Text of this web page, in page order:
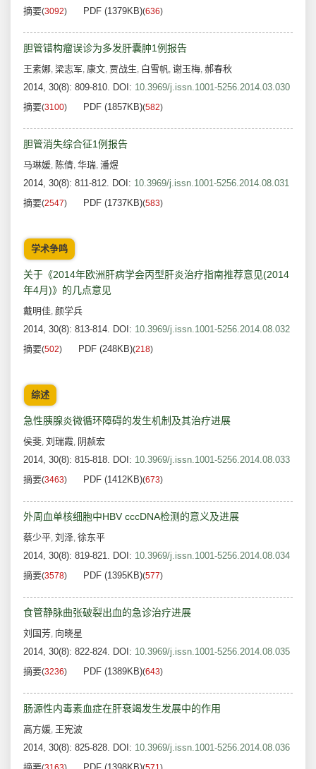
摘要(3092) PDF (1379KB)(636)
胆管错构瘤误诊为多发肝囊肿1例报告
王素娜, 梁志军, 康文, 贾战生, 白雪帆, 谢玉梅, 郝春秋
2014, 30(8): 809-810. DOI: 10.3969/j.issn.1001-5256.2014.03.030
摘要(3100) PDF (1857KB)(582)
胆管消失综合征1例报告
马琳媛, 陈倩, 华瑞, 潘煜
2014, 30(8): 811-812. DOI: 10.3969/j.issn.1001-5256.2014.08.031
摘要(2547) PDF (1737KB)(583)
学术争鸣
关于《2014年欧洲肝病学会丙型肝炎治疗指南推荐意见(2014
年4月)》的几点意见
戴明佳, 颜学兵
2014, 30(8): 813-814. DOI: 10.3969/j.issn.1001-5256.2014.08.032
摘要(502) PDF (248KB)(218)
综述
急性胰腺炎微循环障碍的发生机制及其治疗进展
侯斐, 刘瑞霞, 阴赪宏
2014, 30(8): 815-818. DOI: 10.3969/j.issn.1001-5256.2014.08.033
摘要(3463) PDF (1412KB)(673)
外周血单核细胞中HBV cccDNA检测的意义及进展
蔡少平, 刘泽, 徐东平
2014, 30(8): 819-821. DOI: 10.3969/j.issn.1001-5256.2014.08.034
摘要(3578) PDF (1395KB)(577)
食管静脉曲张破裂出血的急诊治疗进展
刘国芳, 向晓星
2014, 30(8): 822-824. DOI: 10.3969/j.issn.1001-5256.2014.08.035
摘要(3236) PDF (1389KB)(643)
肠源性内毒素血症在肝衰竭发生发展中的作用
高方媛, 王宪波
2014, 30(8): 825-828. DOI: 10.3969/j.issn.1001-5256.2014.08.036